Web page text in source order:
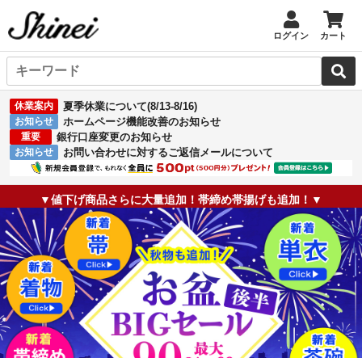
ログイン カート
休業案内 夏季休業について(8/13-8/16)
お知らせ ホームページ機能改善のお知らせ
重要 銀行口座変更のお知らせ
お知らせ お問い合わせに対するご返信メールについて
▼値下げ商品さらに大量追加！帯締め帯揚げも追加！▼